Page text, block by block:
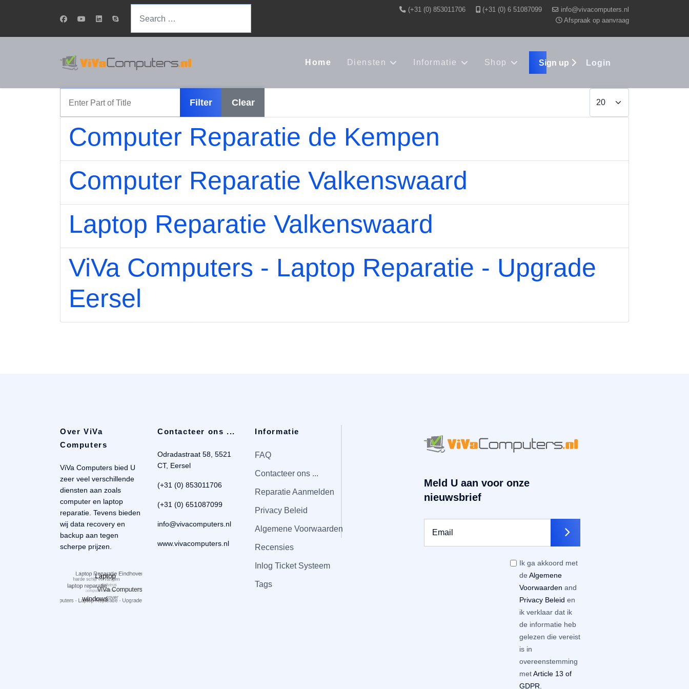
(+31 (0) 853011706
(+31 (0) 6 51087099
Afspraak op aanvraag
Home Diensten Informatie Shop Sign up Login
Filter Clear
Computer Reparatie de Kempen
Computer Reparatie Valkenswaard
Laptop Reparatie Valkenswaard
ViVa Computers - Laptop Reparatie - Upgrade
Eersel
Over ViVa
Computers
ViVa Computers bied U
zeer veel verschillende
diensten aan zoals
computer en laptop
reparatie. Tevens bieden
wij data recovery en
backup aan tegen
scherpe prijzen.
Contacteer ons ...
Odradastraat 58, 5521
CT, Eersel
(+31 (0) 853011706
(+31 (0) 651087099
www.vivacomputers.nl
Informatie
FAQ
Contacteer ons ...
Reparatie Aanmelden
Privacy Beleid
Algemene Voorwaarden
Recensies
Inlog Ticket Systeem
Tags
Meld U aan voor onze
nieuwsbrief
Ik ga akkoord met
de Algemene
Voorwaarden and
Privacy Beleid en
ik verklaar dat ik
de informatie heb
gelezen die vereist
is in
overeenstemming
metArticle 13 of
GDPR.